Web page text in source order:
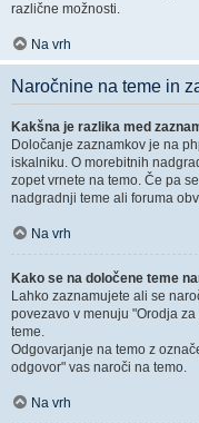
različne možnosti.
Na vrh
Naročnine na teme in
Kakšna je razlika med
Določanje zaznamkov je na
iskalniku. O morebitnih
zopet vrnete na temo. Če pa
nadgradnji teme ali foruma
Na vrh
Kako se na določene teme
Lahko zaznamujete ali se
povezavo v menuju "Orodja
teme.
Odgovarjanje na temo z
odgovor" vas naroči na temo.
Na vrh